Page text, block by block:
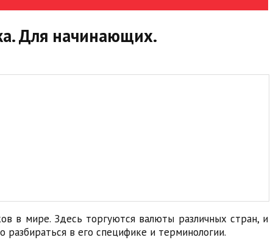
Для начинающих.
в мире. Здесь торгуются валюты различных стран, и
в его специфике и терминологии.